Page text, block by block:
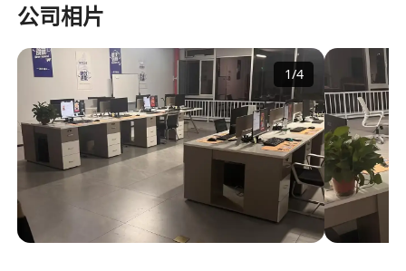
公司相片
1/4